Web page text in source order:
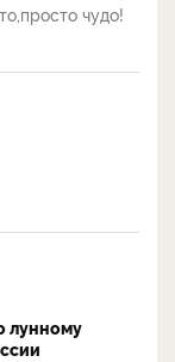
чудо!
лунному